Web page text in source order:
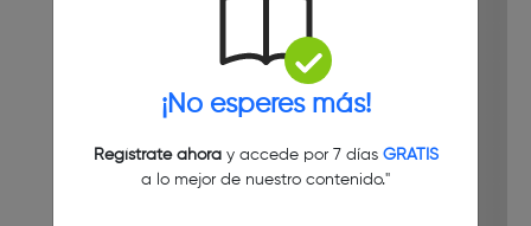
¡No esperes más!
Regístrate ahoray accede por 7 días GRATIS
a lo mejor de nuestro contenido."